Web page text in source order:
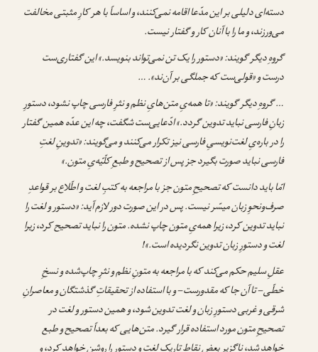
دسته‌ای دلیلی بر این مدّعا اقامه نمی‌کنند، و اساساً با هر کارِ مثبتی مخالفت
می‌ورزند، و ما را با آنان کار و گفتار نیست.
گروهِ دیگر گویند: «دستور را یک تن نمی‌تواند بنویسد.» این گفتاری‌ست
درست و «قولی‌ست که جملگی بر آن‌ند». …
… گروهِ دیگر گویند: «تا همه‌یِ متن‌هایِ نظم و نثرِ فارسی چاپ نشود، دستورِ
زبانِ فارسی نباید تدوین گردد.» ادّعایی‌ست شگفت، چه این عدّه همین گفتار
را در باره‌یِ لغت‌نویسیِ فارسی نیز تکرار می‌کنند و می‌گویند: «تدوینِ لغتِ
فارسی نباید صورت بگیرد جز پس از تصحیح و طبعِ کلّیّه‌یِ متون.»
امّا باید دانست که تصحیحِ متون جز با مراجعه به کتبِ لغت و اطّلاع بر قواعدِ
صرف‌ونحوِ زبان میسّر نیست. پس در این صورت دور لازم آید: «دستور و لغت را
نباید تدوین کرد، زیرا همه‌یِ متون چاپ نشده. متون را نباید تصحیح کرد، زیرا
لغت و دستورِ زبان تدوین نگردیده است.»!
عقلِ سلیم حکم می‌کند که با مراجعه به متونِ نظم و نثرِ چاپ‌شده و نسخِ
خطّی – تا آن جا که مقدورست – و با استفاده از تحقیقاتِ گذشتگان و معاصرانِ
شرقی و غربی دستورِ زبان و لغت تدوین شود، و همین دستور و لغت در
تصحیحِ متون مورد استفاده قرار گیرد. متن‌هایی که بعداً تصحیح و طبع